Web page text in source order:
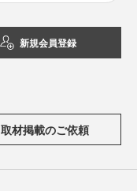
新規会員登録
取材掲載のご依頼